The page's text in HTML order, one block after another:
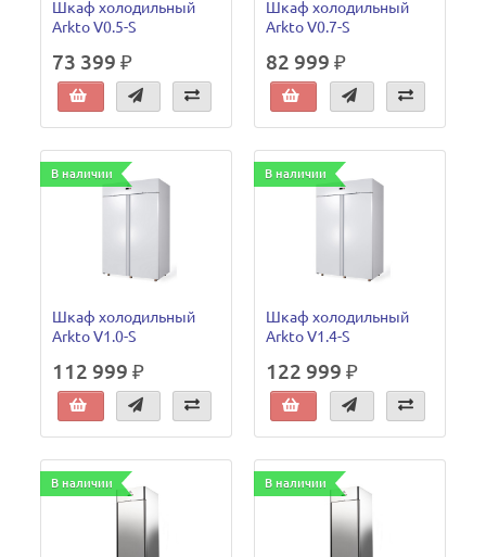
Шкаф холодильный
Arkto V0.5-S
73 399 ₽
Шкаф холодильный
Arkto V0.7-S
82 999 ₽
В наличии
Шкаф холодильный
Arkto V1.0-S
112 999 ₽
В наличии
Шкаф холодильный
Arkto V1.4-S
122 999 ₽
В наличии В наличии